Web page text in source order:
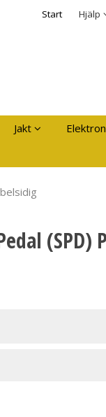
Start Hjälp
Säkerhet &
Kom ihåg mig
Jakt